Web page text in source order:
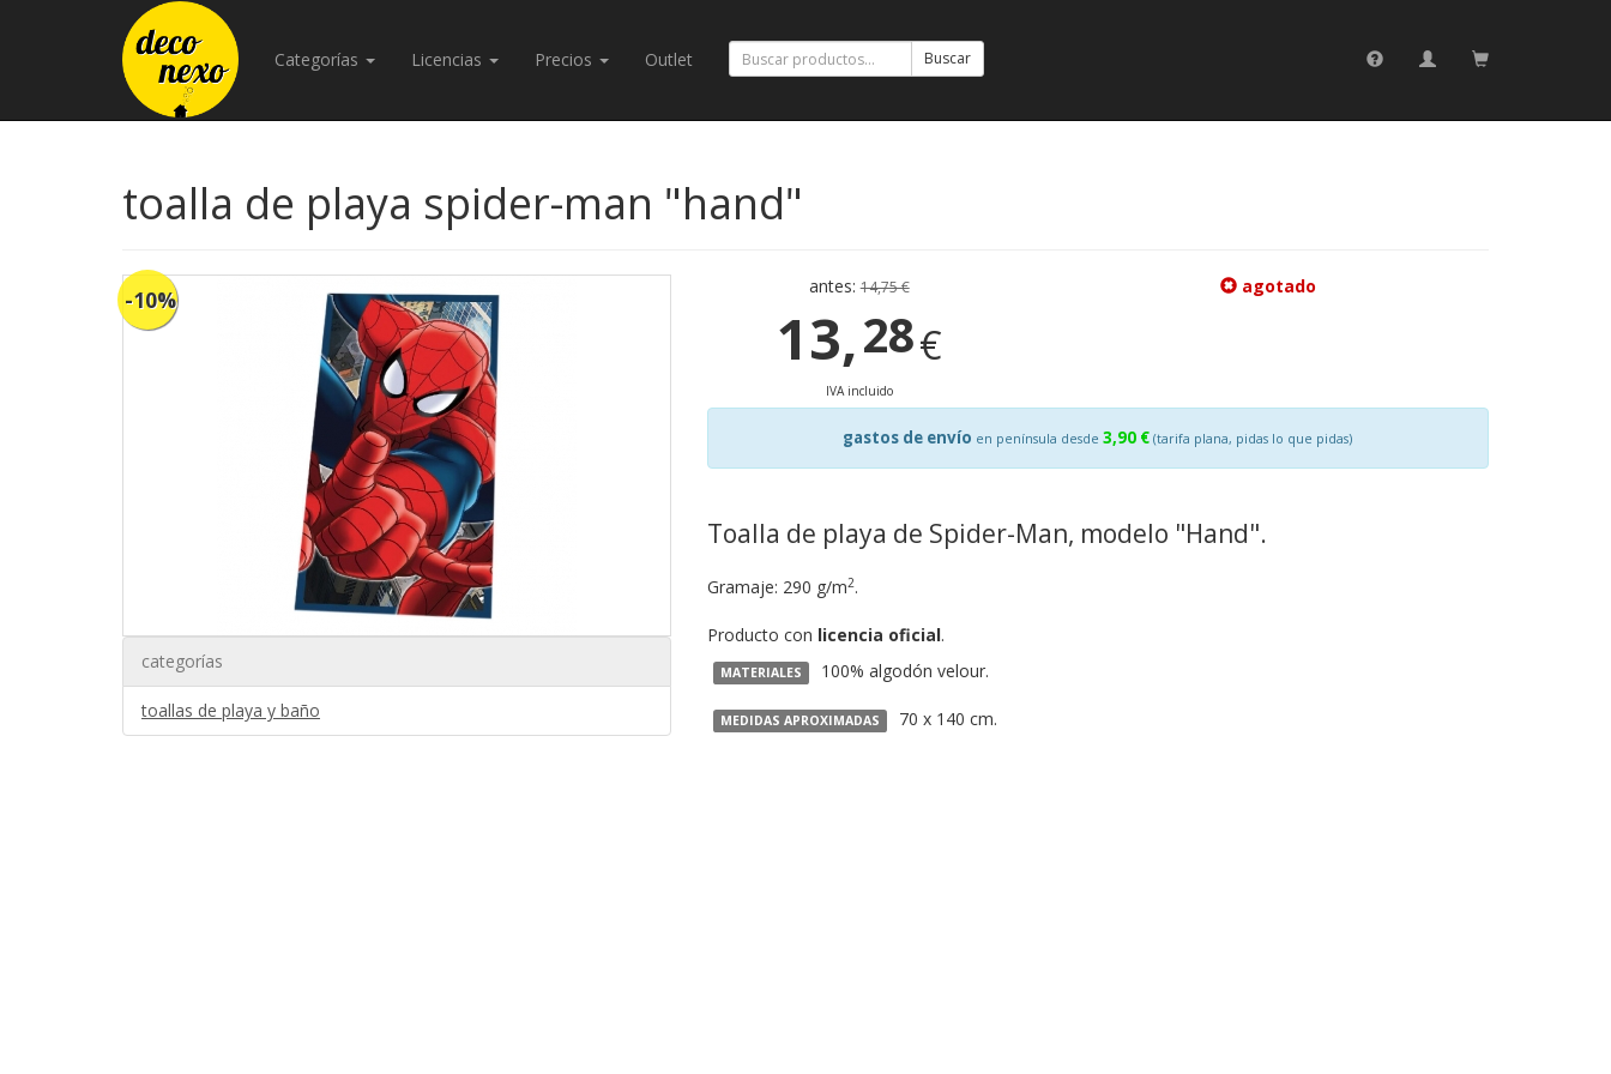
Categorías Licencias Precios Outlet Buscar
toalla de playa spider-man "hand"
-10%
categorías
toallas de playa y baño
antes:14,75 €
13,28€
IVA incluido
agotado
gastos de envío en península desde 3,90 € (tarifa plana, pidas lo que pidas)
Toalla de playa de Spider-Man, modelo "Hand".
Gramaje: 290 g/m2.
Producto con licencia oficial.
MATERIALES 100% algodón velour.
MEDIDAS APROXIMADAS 70 x 140 cm.